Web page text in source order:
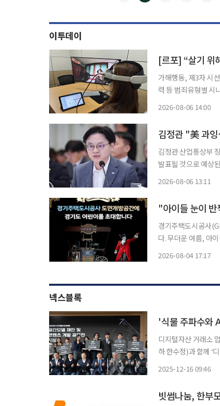
이투데이
가해행동, 제3자 시
력 등 범죄유형별 시나리오 “살기 위해 도망치는 거야. 다시는 당신이
2026-08-06 14:00
김정관 "美 과
김정관 산업통상부
발표될 것으로 예상된다"고 밝혔다. 김 장관 이날 서
2026-08-06 13:11
경기주택도시공사
다. 무더운 여름, 아이들
2026-08-04 17:17
넥스블록
'식물 주파수와
디지털자산 거래소
하 한수정)과 함께 ‘디지털
2025-12-16 09:46
빗썸나눔, 한부